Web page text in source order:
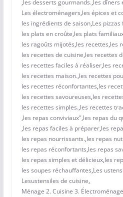
,les desserts gourmands.,les dîners
Les électroménagers,les épices et
les ingrédients de saison,Les
les plats en croûte,les plats
les ragoûts mijotés,les recettes,les
les recettes de cuisine,les recettes
les recettes faciles à réaliser,les
les recettes maison.,les recettes
les recettes réconfortantes,les
les recettes savoureuses,les
les recettes simples.,les recettes
,les repas conviviaux",les repas du
,les repas faciles à préparer,les
les repas nourrissants.,les repas
les repas réconfortants,les repas
les repas simples et délicieux,les
les soupes réchauffantes,Les
Lesustensiles de cuisine,
Ménage 2. Cuisine 3.